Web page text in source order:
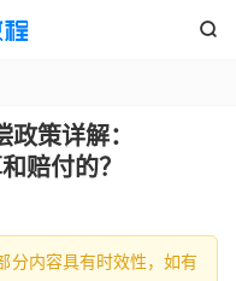

策详解：
赔付的？
内容具有时效性，如有